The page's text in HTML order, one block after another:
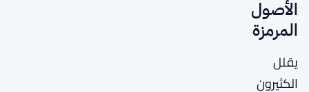
الأصول
المرمزة
يقلل
الكثيرون